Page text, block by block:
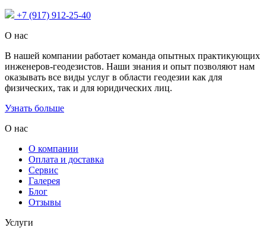
+7 (917) 912-25-40
О нас
В нашей компании работает команда опытных практикующих
инженеров-геодезистов. Наши знания и опыт позволяют нам
оказывать все виды услуг в области геодезии как для
физических, так и для юридических лиц.
Узнать больше
О нас
О компании
Оплата и доставка
Сервис
Галерея
Блог
Отзывы
Услуги